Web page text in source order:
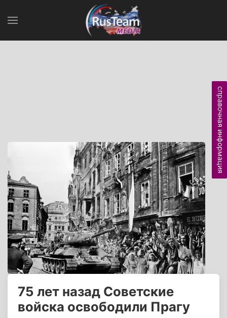
75 лет назад Советские
войска освободили Прагу
справочная информация